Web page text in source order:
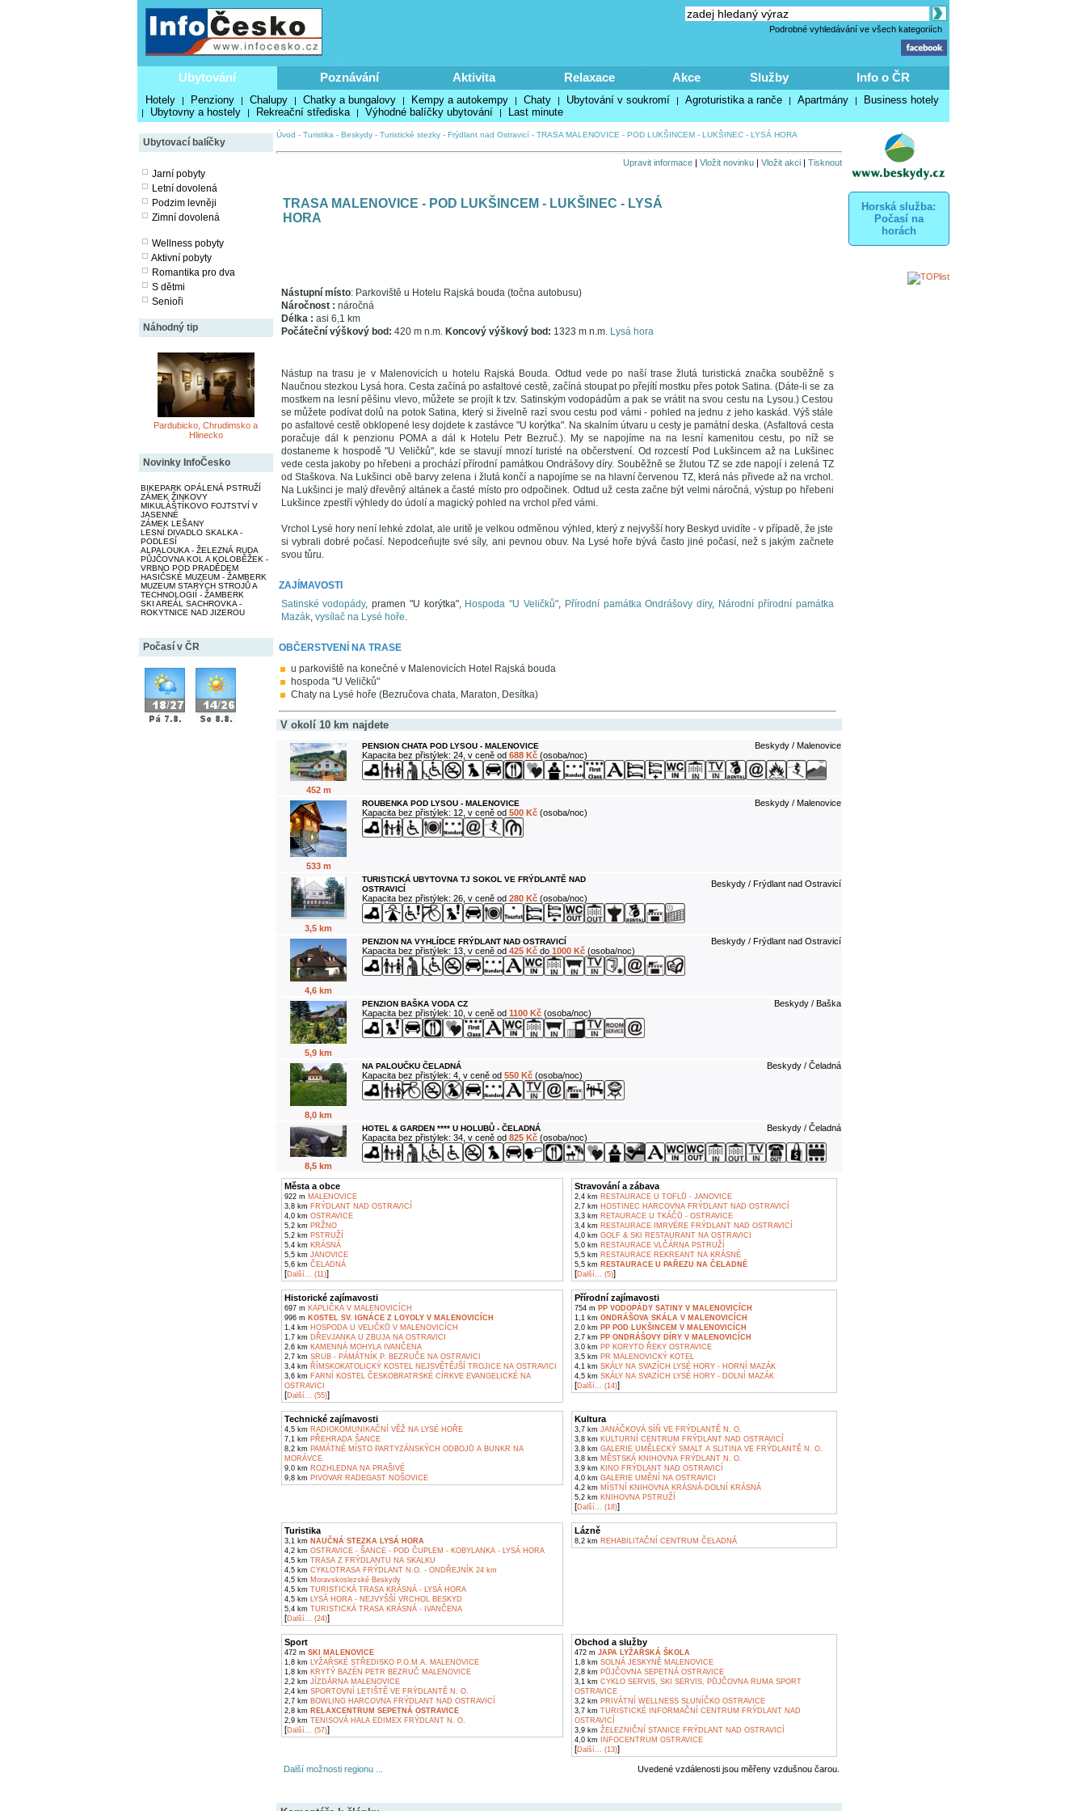
Podrobné vyhledávání ve všech kategoriích
Ubytování Poznávání Aktivita Relaxace Akce Služby Info o ČR
Hotely | Penziony | Chalupy | Chatky a bungalovy | Kempy a autokempy | Chaty | Ubytování v soukromí | Agroturistika a ranče | Apartmány | Business hotely
| Ubytovny a hostely | Rekreační střediska | Výhodné balíčky ubytování | Last minute
Ubytovací balíčky
Jarní pobyty
Letní dovolená
Podzim levněji
Zimní dovolená
Wellness pobyty
Aktivní pobyty
Romantika pro dva
S dětmi
Senioři
Náhodný tip
Pardubicko, Chrudimsko a
Hlinecko
Novinky InfoČesko
BIKEPARK OPÁLENÁ PSTRUŽÍ
ZÁMEK ŽINKOVY
MIKULÁŠTÍKOVO FOJTSTVÍ V
JASENNÉ
ZÁMEK LEŠANY
LESNÍ DIVADLO SKALKA -
PODLESÍ
ALPALOUKA - ŽELEZNÁ RUDA
PŮJČOVNA KOL A KOLOBĚŽEK -
VRBNO POD PRADĚDEM
HASIČSKÉ MUZEUM - ŽAMBERK
MUZEUM STARÝCH STROJŮ A
TECHNOLOGIÍ - ŽAMBERK
SKI AREÁL SACHROVKA -
ROKYTNICE NAD JIZEROU
Počasí v ČR
Úvod - Turistika - Beskydy- Turistické stezky- Frýdlant nad Ostravicí- TRASA MALENOVICE - POD LUKŠINCEM - LUKŠINEC - LYSÁ HORA
Upravit informace| Vložit novinku| Vložit akci| Tisknout
TRASA MALENOVICE - POD LUKŠINCEM - LUKŠINEC - LYSÁ
HORA
Nástupní místo: Parkoviště u Hotelu Rajská bouda (točna autobusu)
Náročnost : náročná
Délka : asi 6,1 km
Počáteční výškový bod: 420 m n.m. Koncový výškový bod: 1323 m n.m. Lysá hora
Nástup na trasu je v Malenovicích u hotelu Rajská Bouda. Odtud vede po naší trase žlutá turistická značka souběžně s
Naučnou stezkou Lysá hora. Cesta začíná po asfaltové cestě, začíná stoupat po přejítí mostku přes potok Satina. (Dáte-li se za
mostkem na lesní pěšinu vlevo, můžete se projít k tzv. Satinským vodopádům a pak se vrátit na svou cestu na Lysou.) Cestou
se můžete podívat dolů na potok Satina, který si živelně razí svou cestu pod vámi - pohled na jednu z jeho kaskád. Výš stále
po asfaltové cestě obklopené lesy dojdete k zastávce "U korýtka". Na skalním útvaru u cesty je památní deska. (Asfaltová cesta
poračuje dál k penzionu POMA a dál k Hotelu Petr Bezruč.). My se napojíme na na lesní kamenitou cestu, po níž se
dostaneme k hospodě "U Veličků", kde se stavují mnozí turisté na občerstvení. Od rozcestí Pod Lukšincem až na Lukšinec
vede cesta jakoby po hřebeni a prochází přírodní památkou Ondrášovy díry. Souběžně se žlutou TZ se zde napojí i zelená TZ
od Staškova. Na Lukšinci obě barvy zelena i žlutá končí a napojíme se na hlavní červenou TZ, která nás přivede až na vrchol.
Na Lukšinci je malý dřevěný altánek a časté místo pro odpočinek. Odtud už cesta začne být velmi náročná, výstup po hřebeni
Lukšince zpestří výhledy do údolí a magický pohled na vrchol před vámi.
Vrchol Lysé hory není lehké zdolat, ale uritě je velkou odměnou výhled, který z nejvyšší hory Beskyd uvidíte - v případě, že jste
si vybrali dobré počasí. Nepodceňujte své síly, ani pevnou obuv. Na Lysé hoře bývá často jiné počasí, než s jakým začnete
svou tůru.
ZAJÍMAVOSTI
Satinské vodopády, pramen "U korýtka", Hospoda "U Veličků", Přírodní památka Ondrášovy díry, Národní přírodní památka
Mazák, vysílač na Lysé hoře.
OBČERSTVENÍ NA TRASE
u parkoviště na konečné v Malenovicích Hotel Rajská bouda
hospoda "U Veličků"
Chaty na Lysé hoře (Bezručova chata, Maraton, Desítka)
V okolí 10 km najdete
452 m
PENSION CHATA POD LYSOU - MALENOVICE
Beskydy / Malenovice
Kapacita bez přistýlek: 24, v ceně od 688 Kč(osoba/noc)
533 m
ROUBENKA POD LYSOU - MALENOVICE
Beskydy / Malenovice
Kapacita bez přistýlek: 12, v ceně od 500 Kč(osoba/noc)
3,5 km
TURISTICKÁ UBYTOVNA TJ SOKOL VE FRÝDLANTĚ NAD
OSTRAVICÍ
Beskydy / Frýdlant nad Ostravicí
Kapacita bez přistýlek: 26, v ceně od 280 Kč(osoba/noc)
4,6 km
PENZION NA VYHLÍDCE FRÝDLANT NAD OSTRAVICÍ
Beskydy / Frýdlant nad Ostravicí
Kapacita bez přistýlek: 13, v ceně od 425 Kčdo 1000 Kč(osoba/noc)
5,9 km
PENZION BAŠKA VODA CZ
Beskydy / Baška
Kapacita bez přistýlek: 10, v ceně od 1100 Kč(osoba/noc)
8,0 km
NA PALOUČKU ČELADNÁ
Beskydy / Čeladná
Kapacita bez přistýlek: 4, v ceně od 550 Kč(osoba/noc)
8,5 km
HOTEL & GARDEN **** U HOLUBŮ - ČELADNÁ
Beskydy / Čeladná
Kapacita bez přistýlek: 34, v ceně od 825 Kč(osoba/noc)
Města a obce
922 m MALENOVICE
3,8 km FRÝDLANT NAD OSTRAVICÍ
4,0 km OSTRAVICE
5,2 km PRŽNO
5,2 km PSTRUŽÍ
5,4 km KRÁSNÁ
5,5 km JANOVICE
5,6 km ČELADNÁ
[Další... (11)]
Stravování a zábava
2,4 km RESTAURACE U TOFLŮ - JANOVICE
2,7 km HOSTINEC HARCOVNA FRÝDLANT NAD OSTRAVICÍ
3,3 km RETAURACE U TKÁČŮ - OSTRAVICE
3,4 km RESTAURACE IMRVÉRE FRÝDLANT NAD OSTRAVICÍ
4,0 km GOLF & SKI RESTAURANT NA OSTRAVICI
5,0 km RESTAURACE VLČÁRNA PSTRUŽÍ
5,5 km RESTAURACE REKREANT NA KRÁSNÉ
5,5 km RESTAURACE U PAŘEZU NA ČELADNÉ
[Další... (5)]
Historické zajímavosti
697 m KAPLIČKA V MALENOVICÍCH
996 m KOSTEL SV. IGNÁCE Z LOYOLY V MALENOVICÍCH
1,4 km HOSPODA U VELIČKŮ V MALENOVICÍCH
1,7 km DŘEVJANKA U ZBUJA NA OSTRAVICI
2,6 km KAMENNÁ MOHYLA IVANČENA
2,7 km SRUB - PÁMÁTNÍK P. BEZRUČE NA OSTRAVICI
3,4 km ŘÍMSKOKATOLICKÝ KOSTEL NEJSVĚTĚJŠÍ TROJICE NA OSTRAVICI
3,6 km FARNÍ KOSTEL ČESKOBRATRSKÉ CÍRKVE EVANGELICKÉ NA
OSTRAVICI
[Další... (55)]
Přírodní zajímavosti
754 m PP VODOPÁDY SATINY V MALENOVICÍCH
1,1 km ONDRÁŠOVA SKÁLA V MALENOVICÍCH
2,0 km PP POD LUKŠINCEM V MALENOVICÍCH
2,7 km PP ONDRÁŠOVY DÍRY V MALENOVICÍCH
3,0 km PP KORYTO ŘEKY OSTRAVICE
3,5 km PR MALENOVICKÝ KOTEL
4,1 km SKÁLY NA SVAZÍCH LYSÉ HORY - HORNÍ MAZÁK
4,5 km SKÁLY NA SVAZÍCH LYSÉ HORY - DOLNÍ MAZÁK
[Další... (14)]
Technické zajímavosti
4,5 km RADIOKOMUNIKAČNÍ VĚŽ NA LYSÉ HOŘE
7,1 km PŘEHRADA ŠANCE
8,2 km PAMÁTNÉ MÍSTO PARTYZÁNSKÝCH ODBOJŮ A BUNKR NA
MORÁVCE
9,0 km ROZHLEDNA NA PRAŠIVÉ
9,8 km PIVOVAR RADEGAST NOŠOVICE
Kultura
3,7 km JANÁČKOVÁ SÍŇ VE FRÝDLANTĚ N. O.
3,8 km KULTURNÍ CENTRUM FRÝDLANT NAD OSTRAVICÍ
3,8 km GALERIE UMĚLECKÝ SMALT A SLITINA VE FRÝDLANTĚ N. O.
3,8 km MĚSTSKÁ KNIHOVNA FRÝDLANT N. O.
3,9 km KINO FRÝDLANT NAD OSTRAVICÍ
4,0 km GALERIE UMĚNÍ NA OSTRAVICI
4,2 km MÍSTNÍ KNIHOVNA KRÁSNÁ-DOLNÍ KRÁSNÁ
5,2 km KNIHOVNA PSTRUŽÍ
[Další... (18)]
Turistika
3,1 km NAUČNÁ STEZKA LYSÁ HORA
4,2 km OSTRAVICE - ŠANCE - POD ČUPLEM - KOBYLANKA - LYSÁ HORA
4,5 km TRASA Z FRÝDLANTU NA SKALKU
4,5 km CYKLOTRASA FRÝDLANT N.O. - ONDŘEJNÍK 24 km
4,5 km Moravskoslezské Beskydy
4,5 km TURISTICKÁ TRASA KRÁSNÁ - LYSÁ HORA
4,5 km LYSÁ HORA - NEJVYŠŠÍ VRCHOL BESKYD
5,4 km TURISTICKÁ TRASA KRÁSNÁ - IVANČENA
[Další... (24)]
Lázně
8,2 km REHABILITAČNÍ CENTRUM ČELADNÁ
Sport
472 m SKI MALENOVICE
1,8 km LYŽAŘSKÉ STŘEDISKO P.O.M.A. MALENOVICE
1,8 km KRYTÝ BAZÉN PETR BEZRUČ MALENOVICE
2,2 km JÍZDÁRNA MALENOVICE
2,4 km SPORTOVNÍ LETIŠTĚ VE FRÝDLANTĚ N. O.
2,7 km BOWLING HARCOVNA FRÝDLANT NAD OSTRAVICÍ
2,8 km RELAXCENTRUM SEPETNÁ OSTRAVICE
2,9 km TENISOVÁ HALA EDIMEX FRÝDLANT N. O.
[Další... (57)]
Obchod a služby
472 m JAPA LYŽAŘSKÁ ŠKOLA
1,8 km SOLNÁ JESKYNĚ MALENOVICE
2,8 km PŮJČOVNA SEPETNÁ OSTRAVICE
3,1 km CYKLO SERVIS, SKI SERVIS, PŮJČOVNA RUMA SPORT
OSTRAVICE
3,2 km PRIVÁTNÍ WELLNESS SLUNÍČKO OSTRAVICE
3,7 km TURISTICKÉ INFORMAČNÍ CENTRUM FRÝDLANT NAD
OSTRAVICÍ
3,9 km ŽELEZNIČNÍ STANICE FRÝDLANT NAD OSTRAVICÍ
4,0 km INFOCENTRUM OSTRAVICE
[Další... (13)]
Další možnosti regionu ... Uvedené vzdálenosti jsou měřeny vzdušnou čarou.
Horská služba:
Počasí na
horách